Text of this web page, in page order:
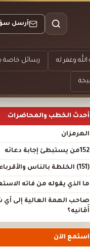
أرسل
وغفر له رسائل خاصة
أحدث الخطب والمحاضرات
الهرمزان
152من يستبطئ إجابة دعائه
(151) الخلطة بالناس والأقرباء
ما الذي يقوله من فاته
صاحب الهمة العالية إلى
أَمَانيه؟
استمع الآن